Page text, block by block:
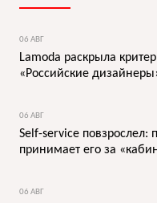
06 АВГ
Lamoda раскрыла
«Российские
06 АВГ
Self-service
принимает его за
06 АВГ